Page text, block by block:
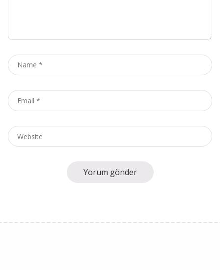
Name
Email
Website